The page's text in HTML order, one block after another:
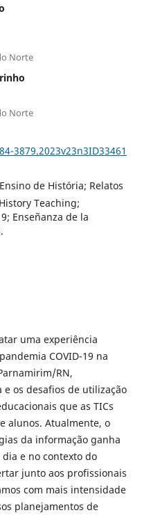
Norte
Norte
3879.2023v23n3ID33461
de História; Relatos
Teaching;
Enseñanza de la
uma experiência
COVID-19 na
RN,
os desafios de utilização
que as TICs
alunos. Atualmente, o
da informação ganha
e no contexto do
junto aos profissionais
com mais intensidade
planejamentos de